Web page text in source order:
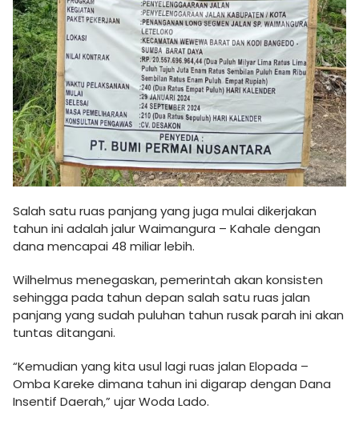
Salah satu ruas panjang yang juga mulai dikerjakan
tahun ini adalah jalur Waimangura – Kahale dengan
dana mencapai 48 miliar lebih.
Wilhelmus menegaskan, pemerintah akan konsisten
sehingga pada tahun depan salah satu ruas jalan
panjang yang sudah puluhan tahun rusak parah ini akan
tuntas ditangani.
“Kemudian yang kita usul lagi ruas jalan Elopada –
Omba Kareke dimana tahun ini digarap dengan Dana
Insentif Daerah,” ujar Woda Lado.